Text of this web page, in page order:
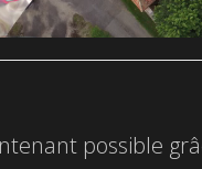
possible